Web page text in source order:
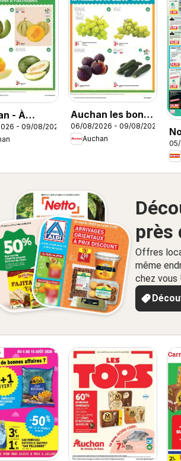
- À
cette
- 09/08/2026
Auchan les bons
plans du week-
end dans votre
06/08/2026 - 09/08/2026
Auchan
près
Offres
même
chez vous